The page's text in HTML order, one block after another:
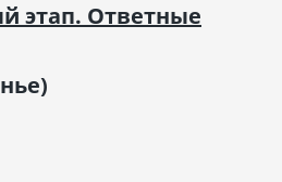
этап. Ответные